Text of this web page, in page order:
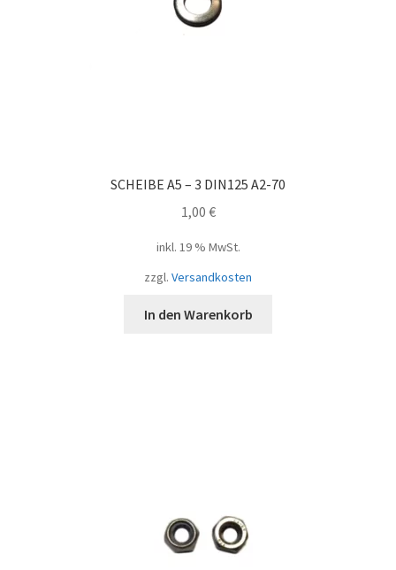
SCHEIBE A5 – 3 DIN125 A2-70
1,00 €
inkl. 19 % MwSt.
zzgl. Versandkosten
In den Warenkorb